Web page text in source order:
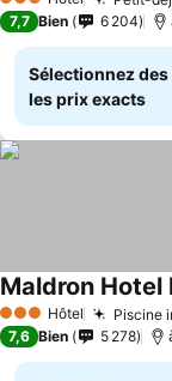
3 Étoiles
7,7 Bien 6 204
Sélectionnez
les prix exacts
3 ÉtoilesHôtel Piscine
Maldron Hotel
7,6 Bien 5 278